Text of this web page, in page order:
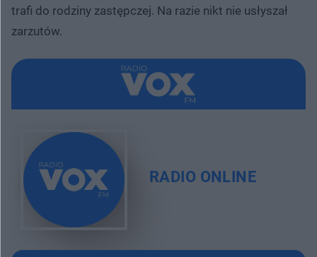
trafi do rodziny zastępczej. Na razie nikt nie usłyszał
zarzutów.​
RADIO ONLINE